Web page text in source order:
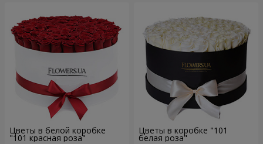
Цветы в белой коробке
"101 красная роза"
Цветы в коробке "101
белая роза"